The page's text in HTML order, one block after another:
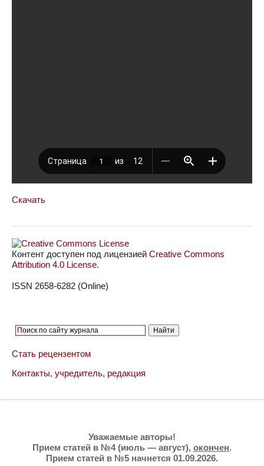
Скачать
Контент доступен под лицензией Creative Commons
Attribution 4.0 License.
ISSN 2658-6282 (Online)
Стать рецензентом
Контакты, учредитель, редакция
Уважаемые авторы!
Прием статей в №4 (июль — август), окончен.
Прием статей в №5 начнется 01.09.2026.